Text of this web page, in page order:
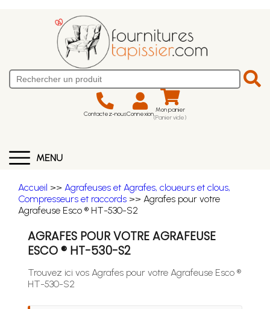
Contactez-nousConnexion Mon panier
(Panier vide)
MENU
Accueil >> Agrafeuses et Agrafes, cloueurs et clous,
Compresseurs et raccords >> Agrafes pour votre
Agrafeuse Esco ® HT-530-S2
AGRAFES POUR VOTRE AGRAFEUSE
ESCO ® HT-530-S2
Trouvez ici vos Agrafes pour votre Agrafeuse Esco ®
HT-530-S2